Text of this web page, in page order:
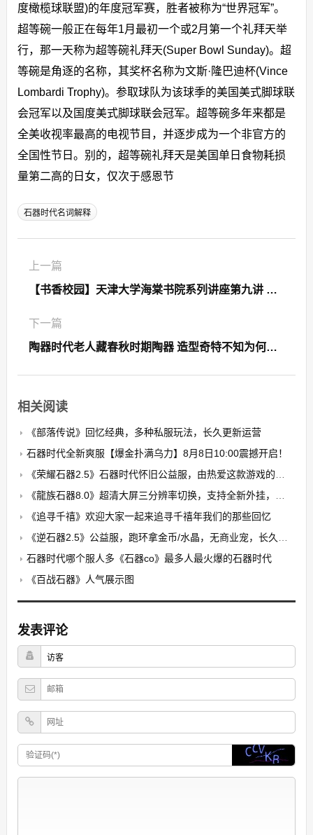
度橄榄球联盟)的年度冠军赛，胜者被称为“世界冠军”。
超等碗一般正在每年1月最初一个或2月第一个礼拜天举
行，那一天称为超等碗礼拜天(Super Bowl Sunday)。超
等碗是角逐的名称，其奖杯名称为文斯·隆巴迪杯(Vince
Lombardi Trophy)。参取球队为该球季的美国美式脚球联
会冠军以及国度美式脚球联会冠军。超等碗多年来都是
全美收视率最高的电视节目，并逐步成为一个非官方的
全国性节日。别的，超等碗礼拜天是美国单日食物耗损
量第二高的日女，仅次于感恩节
石器时代名词解释
上一篇
【书香校园】天津大学海棠书院系列讲座第九讲 品读“阳明心学”中的人生智慧—石器书屋海棠书屋小说
下一篇
陶器时代老人藏春秋时期陶器 造型奇特不知为何物(图)
相关阅读
《部落传说》回忆经典，多种私服玩法，长久更新运营
石器时代全新爽服【爆金扑满乌力】8月8日10:00震撼开启！​
《荣耀石器2.5》石器时代怀旧公益服，由热爱这款游戏的玩家自发搭建的公益养老PK服
《龍族石器8.0》超清大屏三分辨率切换，支持全新外挂，无卡顿，无花屏，限7开
《追寻千禧》欢迎大家一起来追寻千禧年我们的那些回忆
《逆石器2.5》公益服，跑环拿金币/水晶，无商业宠，长久稳定
石器时代哪个服人多《石器co》最多人最火爆的石器时代
《百战石器》人气展示图
发表评论